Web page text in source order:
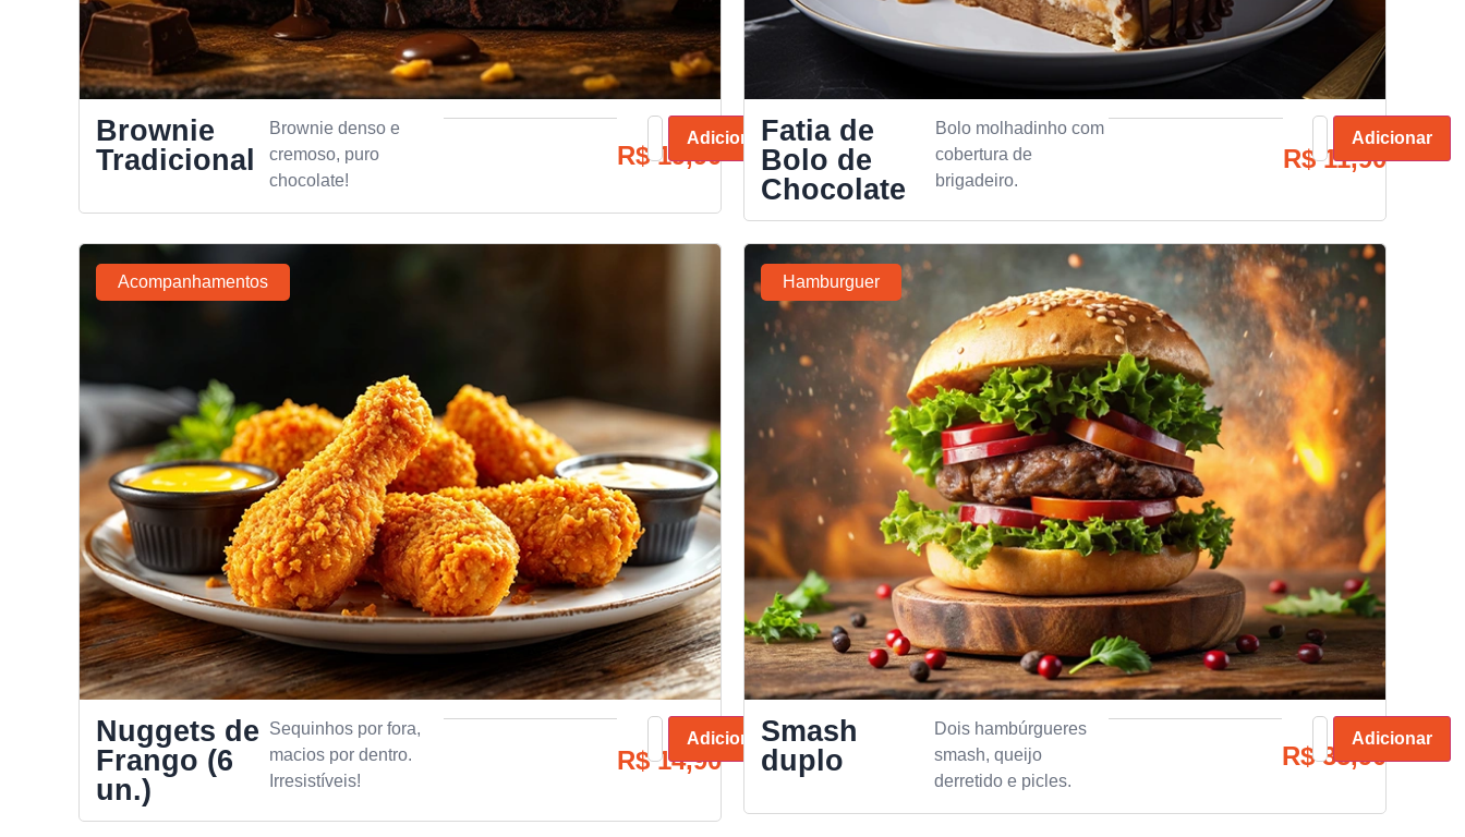
Brownie
Tradicional
Brownie denso e
cremoso, puro
chocolate!
R$19,90
AdicionarFatia de
Bolo de
Chocolate
Bolo molhadinho com
cobertura de
brigadeiro.
R$11,90
Adicionar
Acompanhamentos
Nuggets de
Frango (6
un.)
Sequinhos por fora,
macios por dentro.
Irresistíveis!
R$14,90
Adicionar
Hamburguer
Smash
duplo
Dois hambúrgueres
smash, queijo
derretido e picles.
R$35,90
Adicionar